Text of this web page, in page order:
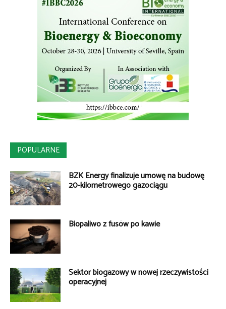
POPULARNE
BZK Energy finalizuje umowę na budowę
20-kilometrowego gazociągu
Biopaliwo z fusów po kawie
Sektor biogazowy w nowej rzeczywistości
operacyjnej